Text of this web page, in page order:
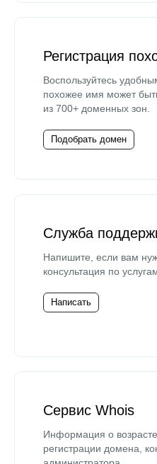
Регистрация
Воспользуйтесь
похожее имя может
из 700+ доменных зон.
Подобрать домен
Служба
Напишите, если вам
консультация по
Написать
Сервис Whois
Информация о
регистрации домена,